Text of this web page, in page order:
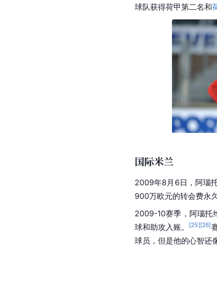
球队获得荷甲第二名和
国际米兰
2009年8月6日，阿瑙
900万欧元的转会费永
2009-10赛季，阿瑙托
球和助攻入账。
[25][26]
球员，但是他的心智还